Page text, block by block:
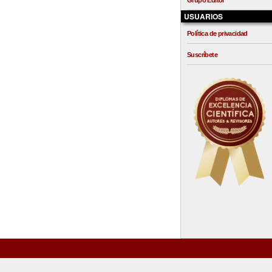
USUARIOS
Política de privacidad
Suscríbete